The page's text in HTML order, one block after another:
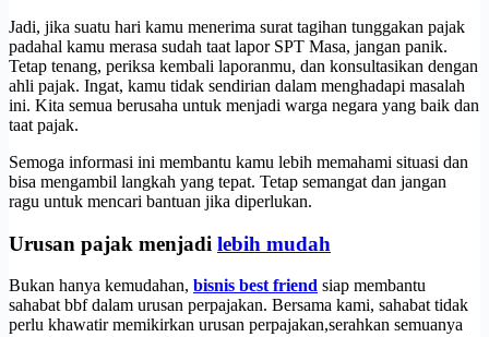
Jadi, jika suatu hari kamu menerima surat tagihan tunggakan pajak
padahal kamu merasa sudah taat lapor SPT Masa, jangan panik.
Tetap tenang, periksa kembali laporanmu, dan konsultasikan dengan
ahli pajak. Ingat, kamu tidak sendirian dalam menghadapi masalah
ini. Kita semua berusaha untuk menjadi warga negara yang baik dan
taat pajak.
Semoga informasi ini membantu kamu lebih memahami situasi dan
bisa mengambil langkah yang tepat. Tetap semangat dan jangan
ragu untuk mencari bantuan jika diperlukan.
Urusan pajak menjadi lebih mudah
Bukan hanya kemudahan, bisnis best friend siap membantu
sahabat bbf dalam urusan perpajakan. Bersama kami, sahabat tidak
perlu khawatir memikirkan urusan perpajakan,serahkan semuanya